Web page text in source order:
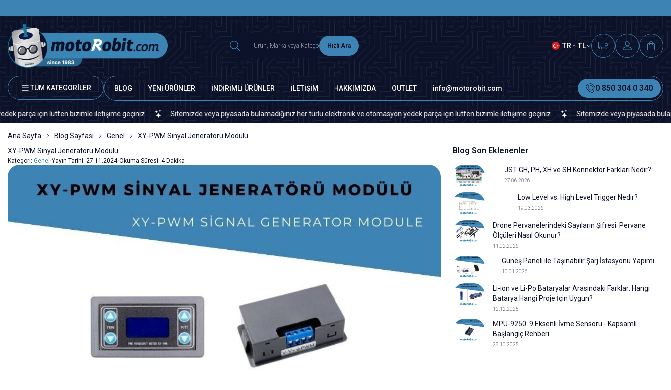
Hızlı Ara TR - TL
TÜM KATEGORİLER BLOG YENİ ÜRÜNLER İNDİRİMLİ ÜRÜNLER İLETİŞİM HAKKIMIZDA OUTLET info@motorobit.com 0 850 304 0 340
lütfen bizimle iletişime geçiniz. Sitemizde veya piyasada bulamadığınız her türlü elektronik ve otomasyon yedek parça için lütfen bizimle iletişime geçiniz. Sitemizde veya piyasada bulamadığınız
Ana Sayfa Blog Sayfası Genel
XY-PWM Sinyal Jeneratörü Modülü
XY-PWM Sinyal Jeneratörü Modülü
Kategori: Genel •Yayın Tarihi: 27.11.2024•Okuma Süresi: 4 Dakika
Blog Son Eklenenler
JST GH, PH, XH ve SH Konnektör Farkları Nedir?
27.06.2026
Low Level vs. High Level Trigger Nedir?
19.03.2026
Drone Pervanelerindeki Sayıların Şifresi: Pervane
Ölçüleri Nasıl Okunur?
11.02.2026
Güneş Paneli ile Taşınabilir Şarj İstasyonu Yapımı
10.01.2026
Li-ion ve Li-Po Bataryalar Arasındaki Farklar: Hangi
Batarya Hangi Proje İçin Uygun?
12.12.2025
MPU-9250: 9 Eksenli İvme Sensörü - Kapsamlı
Başlangıç Rehberi
28.10.2025